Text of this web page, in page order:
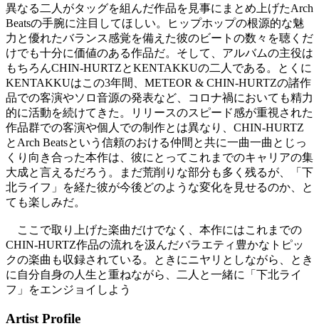
異なる二人がタッグを組んだ作品を見事にまとめ上げたArch
Beatsの手腕に注目してほしい。ヒップホップの根源的な魅
力と優れたバランス感覚を備えた彼のビートの数々を聴くだ
けでも十分に価値のある作品だ。そして、アルバムの主役は
もちろんCHIN-HURTZとKENTAKKUの二人である。とくに
KENTAKKUはこの3年間、METEOR & CHIN-HURTZの諸作
品での客演やソロ音源の発表など、コロナ禍においても精力
的に活動を続けてきた。リリースのスピード感が重視された
作品群での客演や個人での制作とは異なり、CHIN-HURTZ
とArch Beatsという信頼のおける仲間と共に一曲一曲とじっ
くり向き合った本作は、彼にとってこれまでのキャリアの集
大成と言えるだろう。まだ荒削りな部分も多く残るが、「下
北ライフ」を経た彼が今後どのような変化を見せるのか、と
ても楽しみだ。
ここで取り上げた楽曲だけでなく、本作にはこれまでの
CHIN-HURTZ作品の流れを汲んだバラエティ豊かなトピッ
クの楽曲も収録されている。ときにニヤリとしながら、とき
に自分自身の人生と重ねながら、二人と一緒に「下北ライ
フ」をエンジョイしよう
Artist Profile